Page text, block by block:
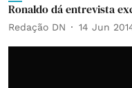
Ronaldo dá entrevista
Redação DN 14 Jun